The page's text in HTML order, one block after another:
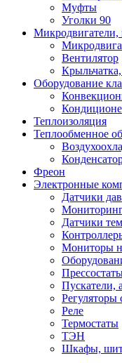
Муфты
Уголки 90
Микродвигатели,
Вентилятор
Оборудование
Теплоизоляция
Теплообменное
Фреон
Электронные
Датчики
Датчики
Мониторы
Пускатели,
Регуляторы
Реле
Термостаты
ТЭН
Шкафы,